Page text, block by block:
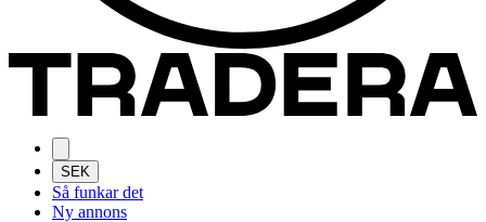
SEK
Så funkar det
Ny annons